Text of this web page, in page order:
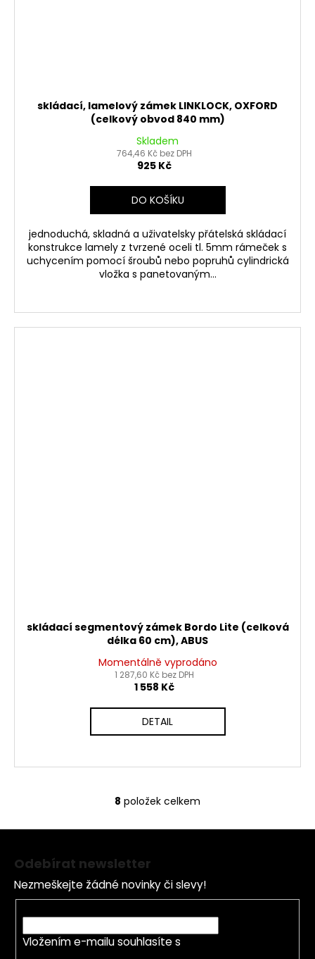
skládací, lamelový zámek LINKLOCK, OXFORD
(celkový obvod 840 mm)
Skladem
764,46 Kč bez DPH
925 Kč
DO KOŠÍKU
jednoduchá, skladná a uživatelsky přátelská skládací
konstrukce lamely z tvrzené oceli tl. 5mm rámeček s
uchycením pomocí šroubů nebo popruhů cylindrická
vložka s panetovaným...
skládací segmentový zámek Bordo Lite (celková
délka 60 cm), ABUS
Momentálně vyprodáno
1 287,60 Kč bez DPH
1 558 Kč
DETAIL
O
v
a
c
í
p
r
8 položek celkem
Odebírat newsletter
Nezmeškejte žádné novinky či slevy!
Vložením e-mailu souhlasíte s